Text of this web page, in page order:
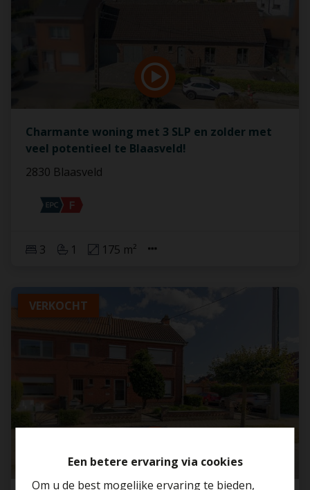
Een betere ervaring via cookies
Om u de best mogelijke ervaring te bieden,
Charmante woning met 3 SLP en zolder met
veel potentieel te Blaasveld!
2830 Blaasveld
3 1 175 m²
VERKOCHT